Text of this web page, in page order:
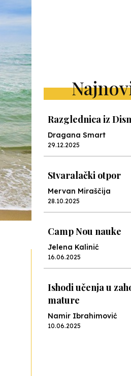
Razglednica iz
Dragana Smart
29.12.2025
Stvaralački otpor
Mervan Miraščija
28.10.2025
Camp Nou nauke
Jelena Kalinić
16.06.2025
Ishodi učenja u
mature
Namir Ibrahimović
10.06.2025